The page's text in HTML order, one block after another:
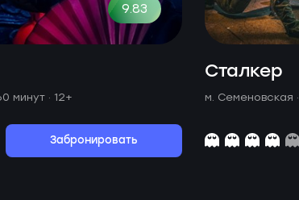
9.83
минут · 12+
Забронировать
Сталкер
м. Семеновская ·